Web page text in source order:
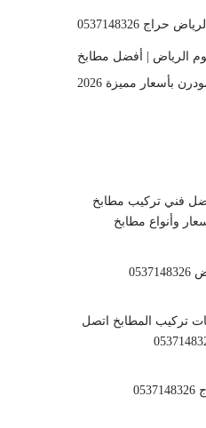
0537148326
الرياض | أفضل مطابخ
بأسعار مميزة 2026
فني تركيب مطابخ
وأنواع مطابخ
تركيب المطابخ اتصل